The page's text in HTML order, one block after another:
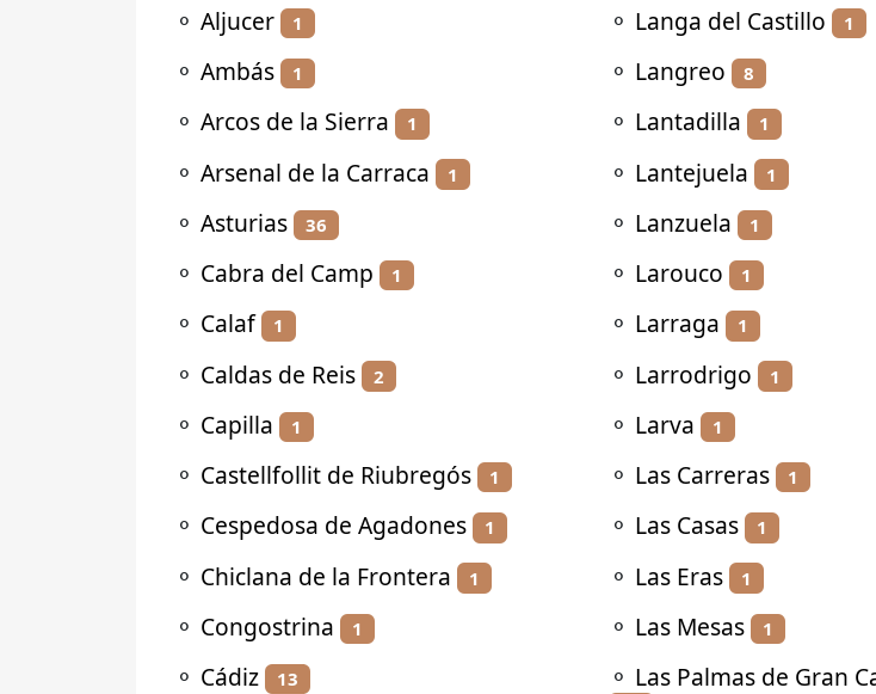
⚬ Aljucer 1
⚬ Ambás 1
⚬ Arcos de la Sierra 1
⚬ Arsenal de la Carraca 1
⚬ Asturias 36
⚬ Cabra del Camp 1
⚬ Calaf 1
⚬ Caldas de Reis 2
⚬ Capilla 1
⚬ Castellfollit de Riubregós 1
⚬ Cespedosa de Agadones 1
⚬ Chiclana de la Frontera 1
⚬ Congostrina 1
⚬ Cádiz 13
⚬ Langa del Castillo 1
⚬ Langreo 8
⚬ Lantadilla 1
⚬ Lantejuela 1
⚬ Lanzuela 1
⚬ Larouco 1
⚬ Larraga 1
⚬ Larrodrigo 1
⚬ Larva 1
⚬ Las Carreras 1
⚬ Las Casas 1
⚬ Las Eras 1
⚬ Las Mesas 1
⚬ Las Palmas de Gran